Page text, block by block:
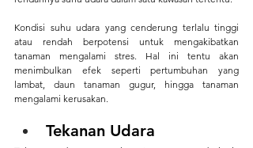
Kondisi suhu udara yang cenderung terlalu tinggi
atau rendah berpotensi untuk mengakibatkan
tanaman mengalami stres. Hal ini tentu akan
menimbulkan efek seperti pertumbuhan yang
lambat, daun tanaman gugur, hingga tanaman
mengalami kerusakan.
Tekanan Udara